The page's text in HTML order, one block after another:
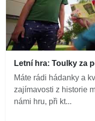
Letní hra: Toulky za
Máte rádi hádanky a
zajímavosti z historie
námi hru, při kt...